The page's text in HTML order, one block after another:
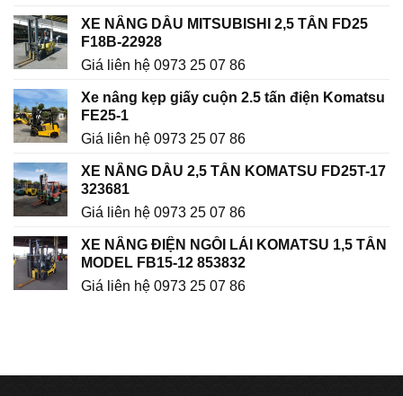
XE NÂNG DẦU MITSUBISHI 2,5 TẤN FD25
F18B-22928
Giá liên hệ 0973 25 07 86
Xe nâng kẹp giấy cuộn 2.5 tấn điện Komatsu
FE25-1
Giá liên hệ 0973 25 07 86
XE NÂNG DẦU 2,5 TẤN KOMATSU FD25T-17
323681
Giá liên hệ 0973 25 07 86
XE NÂNG ĐIỆN NGỒI LÁI KOMATSU 1,5 TẤN
MODEL FB15-12 853832
Giá liên hệ 0973 25 07 86